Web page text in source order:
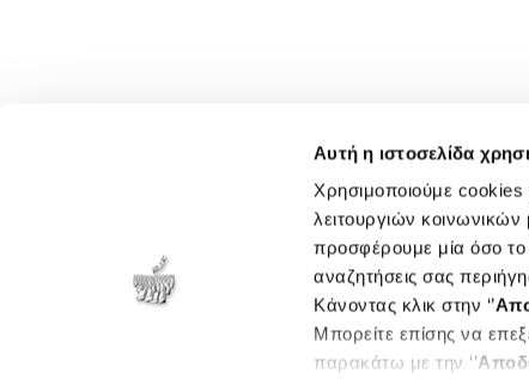
Αυτή η ιστοσελίδα
Χρησιμοποιούμε cookies
λειτουργιών
προσφέρουμε μία όσο το
αναζητήσεις σας
Κάνοντας κλικ στην ‘’
Μπορείτε επίσης να
παρακάτω με την ‘’